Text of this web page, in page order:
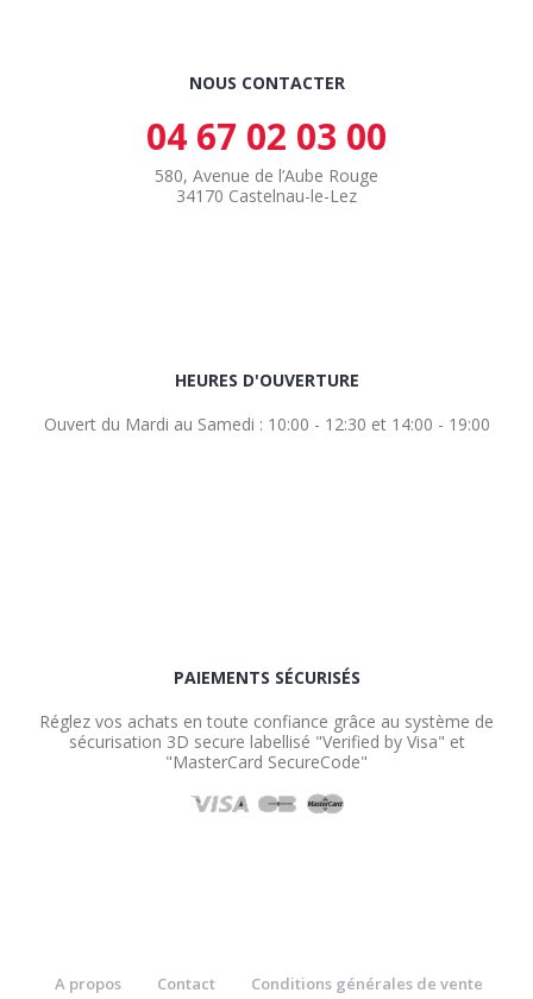
NOUS CONTACTER
04 67 02 03 00
580, Avenue de l’Aube Rouge
34170 Castelnau-le-Lez
HEURES D'OUVERTURE
Ouvert du Mardi au Samedi : 10:00 - 12:30 et 14:00 - 19:00
PAIEMENTS SÉCURISÉS
Réglez vos achats en toute confiance grâce au système de
sécurisation 3D secure labellisé "Verified by Visa" et
"MasterCard SecureCode"
A propos Contact Conditions générales de vente